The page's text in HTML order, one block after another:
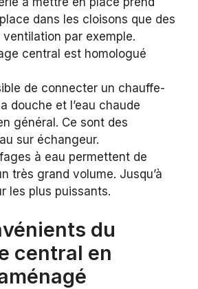
dans les cloisons que des
ventilation par exemple.
central est homologué
de connecter un chauffe-
douche et l’eau chaude
général. Ce sont des
sur échangeur.
à eau permettent de
très grand volume. Jusqu’à
les plus puissants.
du
central en